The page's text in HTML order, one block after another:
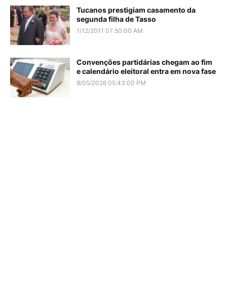
Tucanos prestigiam casamento da
segunda filha de Tasso
1/12/2011 07:50:00 AM
Convenções partidárias chegam ao fim
e calendário eleitoral entra em nova fase
8/05/2026 05:43:00 PM